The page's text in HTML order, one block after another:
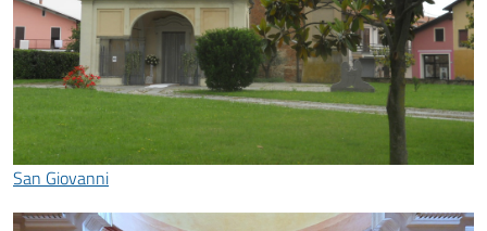
San Giovanni